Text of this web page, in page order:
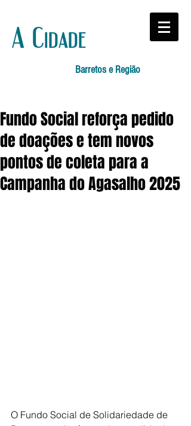
A Cidade
Barretos e Região
Fundo Social reforça pedido
de doações e tem novos
pontos de coleta para a
Campanha do Agasalho 2025
O Fundo Social de Solidariedade de